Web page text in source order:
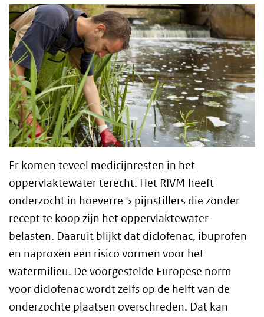
Er komen teveel medicijnresten in het
oppervlaktewater terecht. Het RIVM heeft
onderzocht in hoeverre 5 pijnstillers die zonder
recept te koop zijn het oppervlaktewater
belasten. Daaruit blijkt dat diclofenac, ibuprofen
en naproxen een risico vormen voor het
watermilieu. De voorgestelde Europese norm
voor diclofenac wordt zelfs op de helft van de
onderzochte plaatsen overschreden. Dat kan